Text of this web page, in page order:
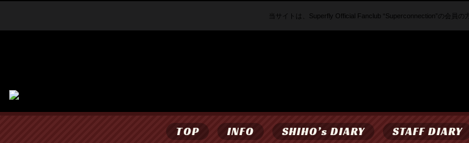
当サイトは、Superfly Official Fanclub “Superconnection”の会員の
TOP INFO SHIHO’s DIARY STAFF DIARY